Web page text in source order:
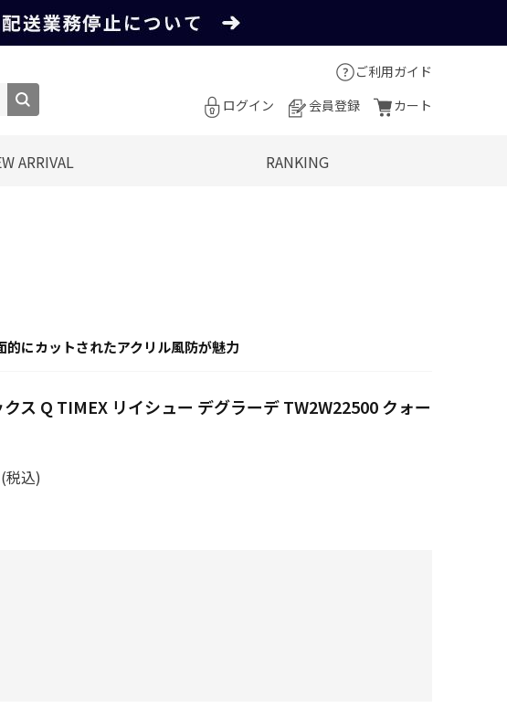
ご利用ガイド
ログイン
会員登録 カート
ARRIVAL RANKING
的にカットされたアクリル風防が魅力
ス Q TIMEX リイシュー デグラーデ TW2W22500 クォー
(税込)